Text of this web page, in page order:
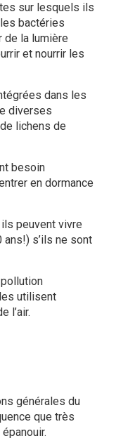
sur lesquels ils
bactéries
de la lumière
et nourrir les
dans les
diverses
lichens de
besoin
en dormance
peuvent vivre
ans!) s’ils ne sont
utilisent
l’air.
générales du
que très